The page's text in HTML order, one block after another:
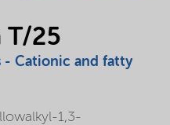
T/25
- Cationic and fatty
1,3-